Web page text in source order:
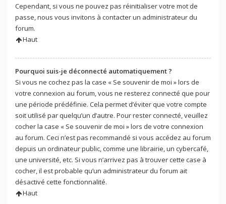
Cependant, si vous ne pouvez pas réinitialiser votre mot de
passe, nous vous invitons à contacter un administrateur du
forum.
Haut
Pourquoi suis-je déconnecté automatiquement ?
Si vous ne cochez pas la case « Se souvenir de moi » lors de
votre connexion au forum, vous ne resterez connecté que pour
une période prédéfinie. Cela permet d’éviter que votre compte
soit utilisé par quelqu’un d’autre. Pour rester connecté, veuillez
cocher la case « Se souvenir de moi » lors de votre connexion
au forum. Ceci n’est pas recommandé si vous accédez au forum
depuis un ordinateur public, comme une librairie, un cybercafé,
une université, etc. Si vous n’arrivez pas à trouver cette case à
cocher, il est probable qu’un administrateur du forum ait
désactivé cette fonctionnalité.
Haut